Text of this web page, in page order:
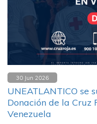
30 Jun 2026
UNEATLANTICO se
Donación de la Cruz
Venezuela